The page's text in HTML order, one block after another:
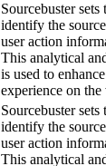
Sourcebuster
identify the
user action
This analytical
is used to
experience on the
Sourcebuster
identify the
user action
This analytical